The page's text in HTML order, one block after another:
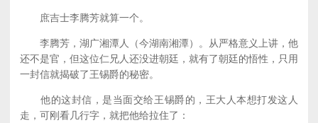
庶吉士李腾芳就算一个。
李腾芳，湖广湘潭人（今湖南湘潭）。从严格意义上讲，他
还不是官，但这位仁兄人还没进朝廷，就有了朝廷的悟性，只用
一封信就揭破了王锡爵的秘密。
他的这封信，是当面交给王锡爵的，王大人本想打发这人
走，可刚看几行字，就把他给拉住了：